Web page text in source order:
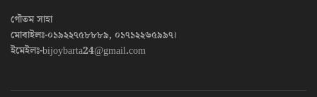
গৌতম সাহা
মোবাইলঃ-০১৯২২৭৫৮৮৮৯, ০১৭১২২৬৫৯৯৭।
ইমেইলঃ-bijoybarta24@gmail.com